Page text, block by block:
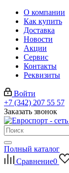
О компании
Как купить
Доставка
Новости
Акции
Сервис
Контакты
Реквизиты
Войти
+7 (342) 207 55 57
Заказать звонок
Полный каталог
Сравнение0